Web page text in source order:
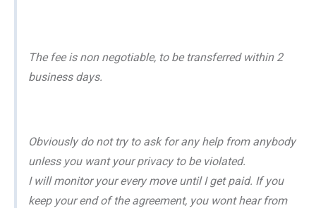
The fee is non negotiable, to be transferred within 2
business days.
Obviously do not try to ask for any help from anybody
unless you want your privacy to be violated.
I will monitor your every move until I get paid. If you
keep your end of the agreement, you wont hear from